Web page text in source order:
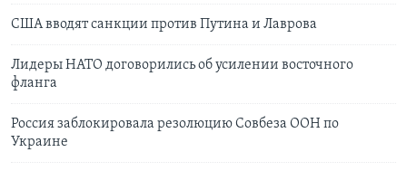
США вводят санкции против Путина и Лаврова
Лидеры НАТО договорились об усилении восточного
фланга
Россия заблокировала резолюцию Совбеза ООН по
Украине